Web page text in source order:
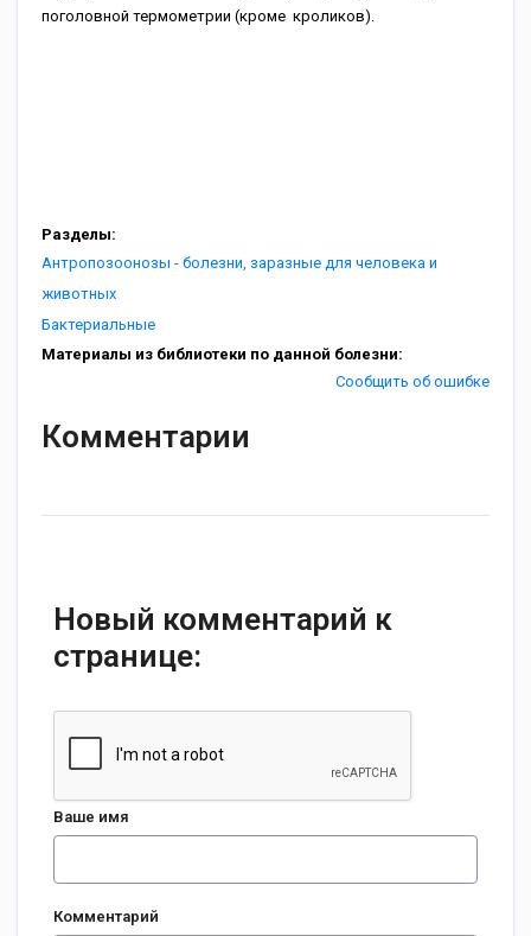
поголовной термометрии (кроме кроликов).
Разделы:
Антропозоонозы - болезни, заразные для человека и
животных
Бактериальные
Материалы из библиотеки по данной болезни:
Сообщить об ошибке
Комментарии
Новый комментарий к
странице:
Ваше имя
Комментарий